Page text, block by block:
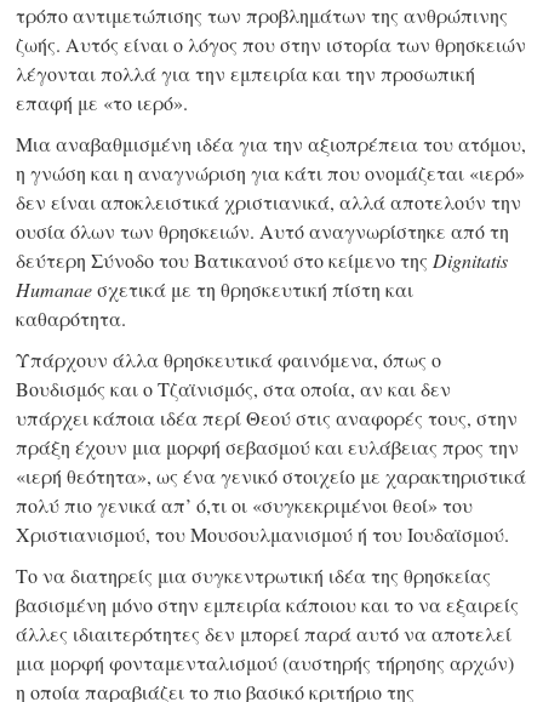
τρόπο αντιμετώπισης των προβλημάτων της ανθρώπινης
ζωής. Αυτός είναι ο λόγος που στην ιστορία των θρησκειών
λέγονται πολλά για την εμπειρία και την προσωπική
επαφή με «το ιερό».
Μια αναβαθμισμένη ιδέα για την αξιοπρέπεια του ατόμου,
η γνώση και η αναγνώριση για κάτι που ονομάζεται «ιερό»
δεν είναι αποκλειστικά χριστιανικά, αλλά αποτελούν την
ουσία όλων των θρησκειών. Αυτό αναγνωρίστηκε από τη
δεύτερη Σύνοδο του Βατικανού στο κείμενο της Dignitatis
Humanaeσχετικά με τη θρησκευτική πίστη και
καθαρότητα.
Υπάρχουν άλλα θρησκευτικά φαινόμενα, όπως ο
Βουδισμός και ο Τζαϊνισμός, στα οποία, αν και δεν
υπάρχει κάποια ιδέα περί Θεού στις αναφορές τους, στην
πράξη έχουν μια μορφή σεβασμού και ευλάβειας προς την
«ιερή θεότητα», ως ένα γενικό στοιχείο με χαρακτηριστικά
πολύ πιο γενικά απ’ ό,τι οι «συγκεκριμένοι θεοί» του
Χριστιανισμού, του Μουσουλμανισμού ή του Ιουδαϊσμού.
Το να διατηρείς μια συγκεντρωτική ιδέα της θρησκείας
βασισμένη μόνο στην εμπειρία κάποιου και το να εξαιρείς
άλλες ιδιαιτερότητες δεν μπορεί παρά αυτό να αποτελεί
μια μορφή φονταμενταλισμού (αυστηρής τήρησης αρχών)
η οποία παραβιάζει το πιο βασικό κριτήριο της